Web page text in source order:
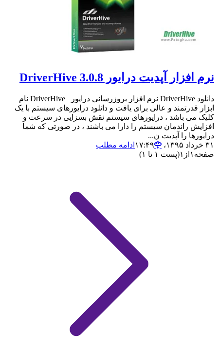
نرم افزار آپدیت درایور DriverHive 3.0.8
دانلود DriverHive نرم افزار بروزرسانی درایور DriverHive نام
ابزار قدرتمند و عالی برای یافت و دانلود درایورهای سیستم با یک
کلیک می باشد ، درایورهای سیستم نقش بسزایی در سرعت و
افزایش راندمان سیستم را دارا می باشند ، در صورتی که شما
درایورها را آپدیت ن...
۳۱ خرداد ۱۳۹۵،‏ ۱۷:۴۹
ادامه مطلب
صفحه ۱ از ۱(پست ۱ تا ۱)